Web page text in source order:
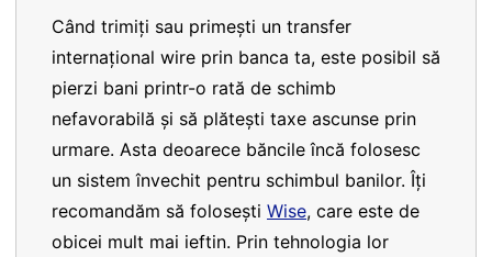
Când trimiți sau primești un transfer
internațional wire prin banca ta, este posibil să
pierzi bani printr-o rată de schimb
nefavorabilă și să plătești taxe ascunse prin
urmare. Asta deoarece băncile încă folosesc
un sistem învechit pentru schimbul banilor. Îți
recomandăm să folosești Wise, care este de
obicei mult mai ieftin. Prin tehnologia lor